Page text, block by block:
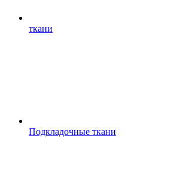
ткани
Подкладочные ткани